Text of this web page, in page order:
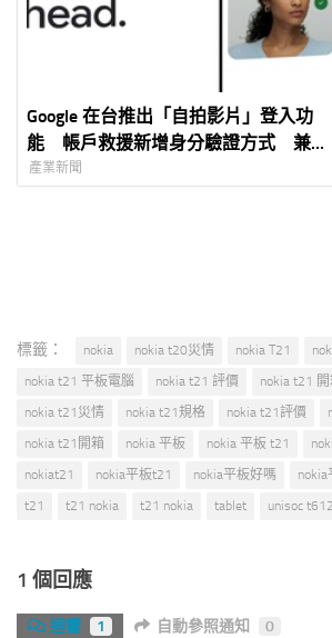
Google 在台推出「自拍影片」登入功
能 帳戶救援新增身分驗證方式 兼顧
安全、隱私與便利性
產業新聞
標籤： nokia nokia t20災情 nokia T21
nokia t21 平板電腦
nokia t21 評價 nokia t21 開
nokia t21災情
nokia t21規格 nokia t21評價
nokia t21開箱
nokia 平板 nokia 平板 t21
nokiat21
nokia平板t21 nokia平板好嗎 nokia
t21
t21 nokia t21 nokia tablet unisoc
1 個回應
迴響 1 自動參照通知 0